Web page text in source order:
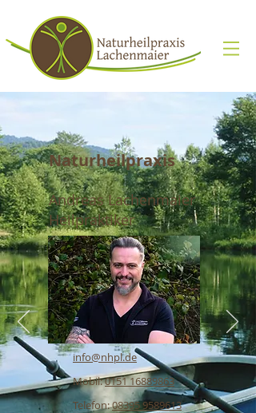
Naturheilpraxis
Andreas Lachenmaier
Heilpraktiker
info@nhpl.de
Mobil:0151 16889863
Telefon:08395 9589613